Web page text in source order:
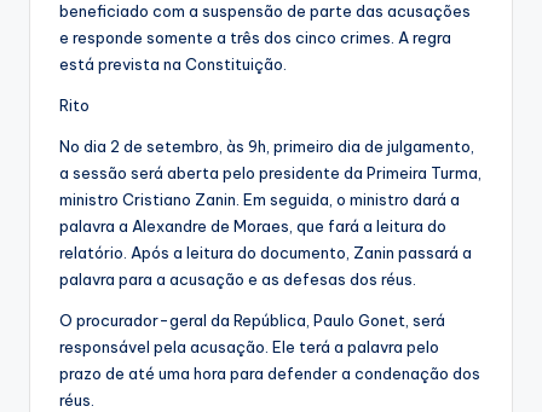
beneficiado com a suspensão de parte das acusações
e responde somente a três dos cinco crimes. A regra
está prevista na Constituição.
Rito
No dia 2 de setembro, às 9h, primeiro dia de julgamento,
a sessão será aberta pelo presidente da Primeira Turma,
ministro Cristiano Zanin. Em seguida, o ministro dará a
palavra a Alexandre de Moraes, que fará a leitura do
relatório. Após a leitura do documento, Zanin passará a
palavra para a acusação e as defesas dos réus.
O procurador-geral da República, Paulo Gonet, será
responsável pela acusação. Ele terá a palavra pelo
prazo de até uma hora para defender a condenação dos
réus.